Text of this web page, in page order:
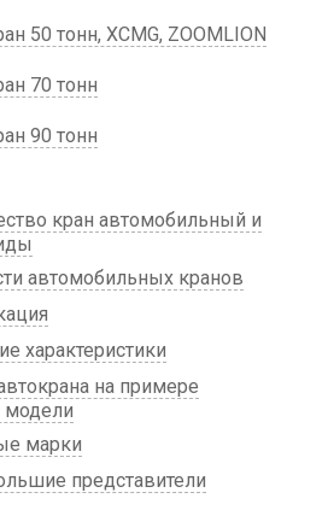
50 тонн, XCMG, ZOOMLION
70 тонн
90 тонн
кран автомобильный и
автомобильных кранов
характеристики
на примере
модели
марки
представители